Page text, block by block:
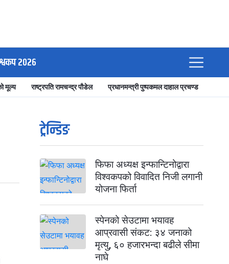
२०२६
मूल्य राष्ट्रपति रामचन्द्र पौडेल प्रधानमन्त्री पुष्पकमल दाहाल प्रचण्ड
ट्रेन्डिङ
फिफा अध्यक्ष इन्फान्टिनोद्वारा
विश्वकपको विवादित निजी लगानी
योजना फिर्ता
स्पेनको सेउटामा भयावह
आप्रवासी संकट: ३४ जनाको
मृत्यु, ६० हजारभन्दा बढीले सीमा
नाघे